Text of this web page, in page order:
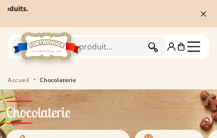
Les
RECHERCHER
Accueil Chocolaterie
Chocolaterie